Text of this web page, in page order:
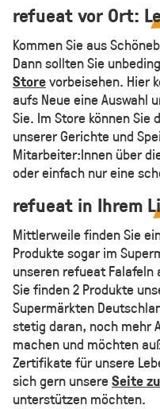
refueat vor Ort:
Kommen Sie aus
Dann sollten Sie
Storevorbeisehen. Hier
aufs Neue eine Auswahl
Sie. Im Store können Sie
unserer Gerichte und
Mitarbeiter:Innen über
oder einfach nur eine
refueat in Ihrem
Mittlerweile finden Sie
Produkte sogar im
unseren refueat
Sie finden 2 Produkte
Supermärkten
stetig daran, noch mehr
machen und möchten
Zertifikate für unsere
sich gern unsere Seite
unterstützen möchten.